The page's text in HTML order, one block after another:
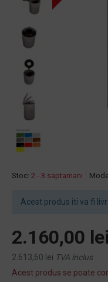
Stoc: 2 - 3 saptamani
Acest produs iti va fi
2.160,00 lei
2.613,60 lei TVA inclus
Acest produs se poate